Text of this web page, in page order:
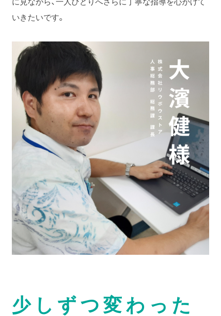
に見ながら、一人ひとりへさらに丁寧な指導を心がけて
いきたいです。
少しずつ変わった